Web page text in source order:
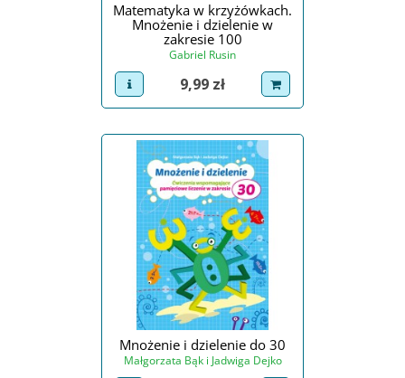
Matematyka w krzyżówkach.
Mnożenie i dzielenie w
zakresie 100
Gabriel Rusin
view product
Cena
9,99 zł dodaj do koszyka
Mnożenie i dzielenie do 30
Małgorzata Bąk i Jadwiga Dejko